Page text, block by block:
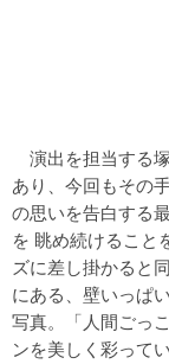
演出を担当する
あり、今回もその
の思いを告白する
を 眺め続けること
ズに差し掛かると
にある、壁いっぱ
写真。「人間ごっ
ンを美しく彩って